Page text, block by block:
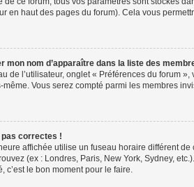
en haut des pages du forum). Cela vous
mon nom d’apparaître dans la liste des
de l’utilisateur, onglet « Préférences du forum »,
même. Vous serez compté parmi les membres
pas correctes !
affichée utilise un fuseau horaire différent
(ex : Londres, Paris, New York, Sydney,
c’est le bon moment pour le faire.